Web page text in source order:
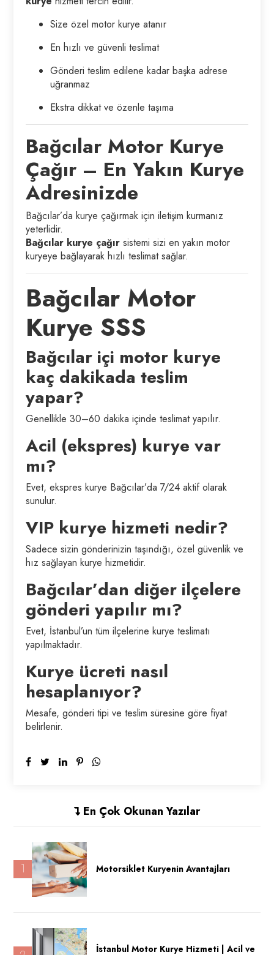
Size özel motor kurye atanır
En hızlı ve güvenli teslimat
Gönderi teslim edilene kadar başka adrese
uğranmaz
Ekstra dikkat ve özenle taşıma
Bağcılar Motor Kurye
Çağır – En Yakın Kurye
Adresinizde
Bağcılar’da kurye çağırmak için iletişim kurmanız
yeterlidir.
Bağcılar kurye çağır sistemi sizi en yakın motor
kuryeye bağlayarak hızlı teslimat sağlar.
Bağcılar Motor
Kurye SSS
Bağcılar içi motor kurye
kaç dakikada teslim
yapar?
Genellikle 30–60 dakika içinde teslimat yapılır.
Acil (ekspres) kurye var
mı?
Evet, ekspres kurye Bağcılar’da 7/24 aktif olarak
sunulur.
VIP kurye hizmeti nedir?
Sadece sizin gönderinizin taşındığı, özel güvenlik ve
hız sağlayan kurye hizmetidir.
Bağcılar’dan diğer ilçelere
gönderi yapılır mı?
Evet, İstanbul’un tüm ilçelerine kurye teslimatı
yapılmaktadır.
Kurye ücreti nasıl
hesaplanıyor?
Mesafe, gönderi tipi ve teslim süresine göre fiyat
belirlenir.
En Çok Okunan Yazılar
1 Motorsiklet Kuryenin Avantajları
İstanbul Motor Kurye Hizmeti | Acil ve